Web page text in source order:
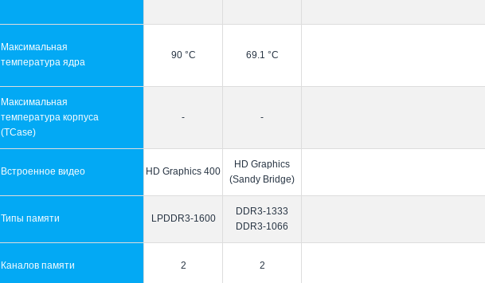
Максимальная
температура ядра
90 °C 69.1 °C
Максимальная
температура корпуса
(TCase)
- -
Встроенное видео HD Graphics 400
HD Graphics
(Sandy Bridge)
Типы памяти LPDDR3-1600
DDR3-1333
DDR3-1066
Каналов памяти 2 2